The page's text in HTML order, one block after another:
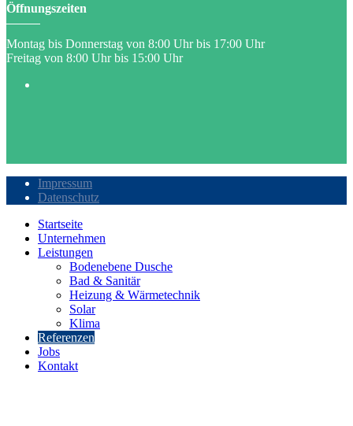
Öffnungszeiten
Montag bis Donnerstag von 8:00 Uhr bis 17:00 Uhr
Freitag von 8:00 Uhr bis 15:00 Uhr
Impressum
Datenschutz
Startseite
Unternehmen
Leistungen
Bodenebene Dusche
Bad & Sanitär
Heizung & Wärmetechnik
Solar
Klima
Referenzen
Jobs
Kontakt